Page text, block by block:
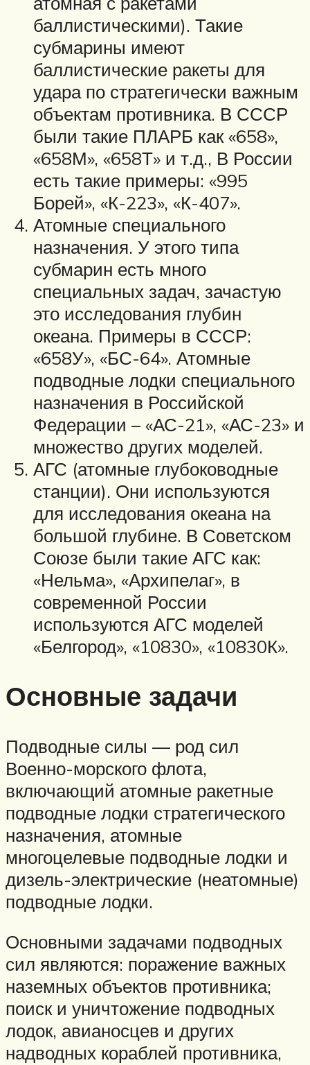
баллистическими). Такие
субмарины имеют
баллистические ракеты для
удара по стратегически важным
объектам противника. В СССР
были такие ПЛАРБ как «658»,
«658М», «658Т» и т.д., В России
есть такие примеры: «995
Борей», «К-223», «К-407».
Атомные специального
назначения. У этого типа
субмарин есть много
специальных задач, зачастую
это исследования глубин
океана. Примеры в СССР:
«658У», «БС-64». Атомные
подводные лодки специального
назначения в Российской
Федерации – «АС-21», «АС-23» и
множество других моделей.
АГС (атомные глубоководные
станции). Они используются
для исследования океана на
большой глубине. В Советском
Союзе были такие АГС как:
«Нельма», «Архипелаг», в
современной России
используются АГС моделей
«Белгород», «10830», «10830К».
Основные задачи
Подводные силы — род сил
Военно-морского флота,
включающий атомные ракетные
подводные лодки стратегического
назначения, атомные
многоцелевые подводные лодки и
дизель-электрические (неатомные)
подводные лодки.
Основными задачами подводных
сил являются: поражение важных
наземных объектов противника;
поиск и уничтожение подводных
лодок, авианосцев и других
надводных кораблей противника,